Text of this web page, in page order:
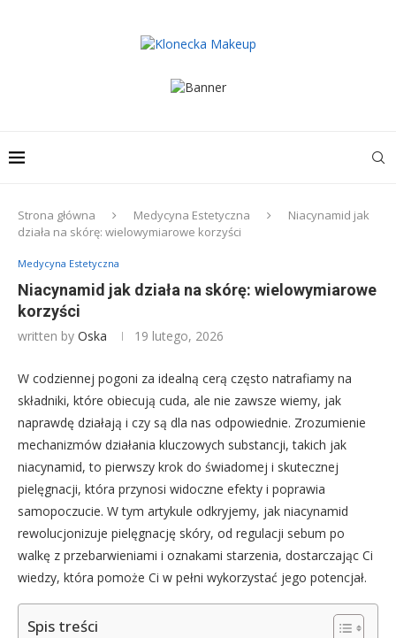
Strona główna Medycyna Estetyczna
Niacynamid jak
działa na skórę: wielowymiarowe korzyści
Medycyna Estetyczna
Niacynamid jak działa na skórę: wielowymiarowe
korzyści
written by Oska 19 lutego, 2026
W codziennej pogoni za idealną cerą często natrafiamy na
składniki, które obiecują cuda, ale nie zawsze wiemy, jak
naprawdę działają i czy są dla nas odpowiednie. Zrozumienie
mechanizmów działania kluczowych substancji, takich jak
niacynamid, to pierwszy krok do świadomej i skutecznej
pielęgnacji, która przynosi widoczne efekty i poprawia
samopoczucie. W tym artykule odkryjemy, jak niacynamid
rewolucjonizuje pielęgnację skóry, od regulacji sebum po
walkę z przebarwieniami i oznakami starzenia, dostarczając Ci
wiedzy, która pomoże Ci w pełni wykorzystać jego potencjał.
Spis treści